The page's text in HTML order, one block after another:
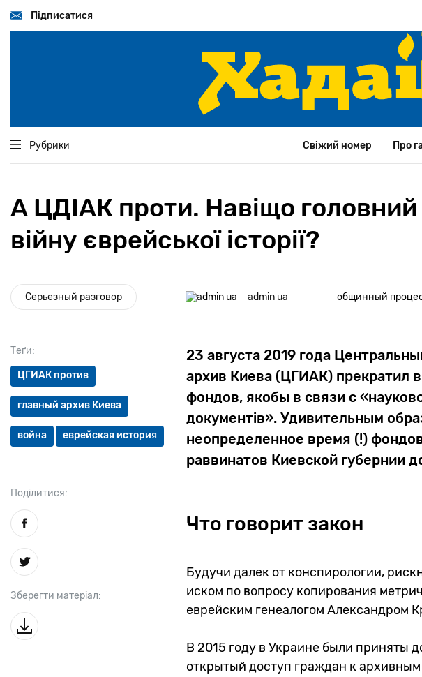
основногоПідписатися
Рубрики Свіжий номер Про
А ЦДІАК проти. Навіщо головний
війну єврейської історії?
Серьезный разговор admin ua общинный
Теґи:
ЦГИАК против
главный архив Киева
война еврейская история
Поділитися:
Зберегти матеріал:
23 августа 2019 года
архив Киева (ЦГИАК) прекратил
фондов, якобы в связи с
документів». Удивительным
неопределенное время (!)
раввинатов Киевской губернии
Что говорит закон
Будучи далек от конспирологии,
иском по вопросу копирования
еврейским генеалогом Александром
В 2015 году в Украине были приняты
открытый доступ граждан к